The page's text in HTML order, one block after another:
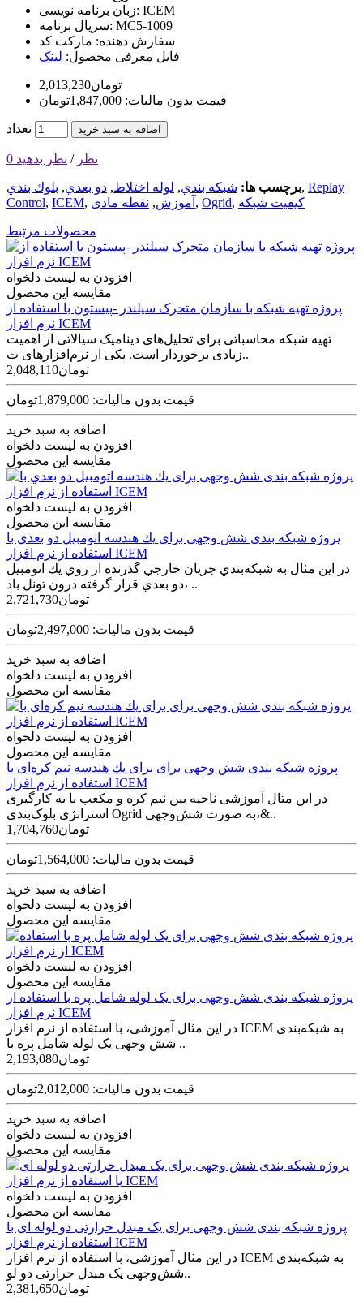
زبان برنامه نویسی: ICEM
سریال برنامه: MC5-1009
سفارش دهنده: مارکت کد
فایل معرفی محصول: لینک
2,013,230تومان
قیمت بدون مالیات: 1,847,000تومان
تعداد اضافه به سبد خرید
0 نظر / نظر بدهید
برچسب ها: شبكه بندي, لوله اختلاط, دو بعدي, بلوك بندي , Replay
Control, ICEM, آموزش, نقطه مادی , Ogrid, کیفیت شبکه
محصولات مرتبط
افزودن به لیست دلخواه
مقایسه این محصول
پروژه تهیه شبکه با سازمان متحرک سیلندر -پیستون با استفاده از
نرم افزار ICEM
تهیه شبکه محاسباتی برای تحلیل‌های دینامیک سیالاتی از اهمیت
زیادی برخوردار است. یکی از نرم‌افزارهای ت..
2,048,110تومان
قیمت بدون مالیات: 1,879,000تومان
اضافه به سبد خرید
افزودن به لیست دلخواه
مقایسه این محصول
افزودن به لیست دلخواه
مقایسه این محصول
پروژه شبکه بندی شش وجهی برای يك هندسه اتومبيل دو بعدي با
استفاده از نرم افزار ICEM
در اين مثال به شبكه‌بندي جريان خارجي گذرنده از روي يك اتومبيل
دو بعدي قرار گرفته درون تونل باد، ..
2,721,730تومان
قیمت بدون مالیات: 2,497,000تومان
اضافه به سبد خرید
افزودن به لیست دلخواه
مقایسه این محصول
افزودن به لیست دلخواه
مقایسه این محصول
پروژه شبکه بندی شش وجهی برای برای يك هندسه نیم کره‌ای با
استفاده از نرم افزار ICEM
در این مثال آموزشی ناحیه بین نیم کره و مکعب با به کارگیری
استراتژی بلوک‌بندی Ogrid به صورت شش‌وجهی،&..
1,704,760تومان
قیمت بدون مالیات: 1,564,000تومان
اضافه به سبد خرید
افزودن به لیست دلخواه
مقایسه این محصول
افزودن به لیست دلخواه
مقایسه این محصول
پروژه شبکه بندی شش وجهی برای یک لوله شامل پره با استفاده از
نرم افزار ICEM
در این مثال آموزشی، با استفاده از نرم افزار ICEM به شبکه‌بندی
شش وجهی یک لوله شامل پره با ..
2,193,080تومان
قیمت بدون مالیات: 2,012,000تومان
اضافه به سبد خرید
افزودن به لیست دلخواه
مقایسه این محصول
افزودن به لیست دلخواه
مقایسه این محصول
پروژه شبکه بندی شش وجهی برای یک مبدل حرارتی دو لوله ای با
استفاده از نرم افزار ICEM
در این مثال آموزشی، با استفاده از نرم افزار ICEM به شبکه‌بندی
شش‌وجهی یک مبدل حرارتی دو لو..
2,381,650تومان